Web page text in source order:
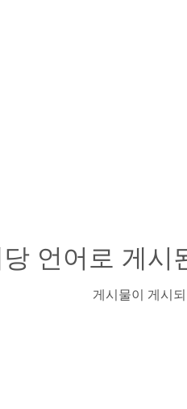
언어로 게시
게시물이 게시